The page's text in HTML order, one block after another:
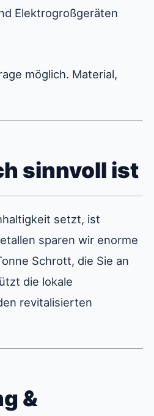
Elektrogroßgeräten
möglich. Material,
sinnvoll ist
setzt, ist
sparen wir enorme
Schrott, die Sie an
die lokale
revitalisierten
&